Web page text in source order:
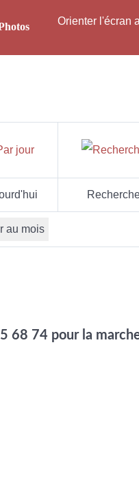
Orienter l'écran
au mois
68 74 pour la